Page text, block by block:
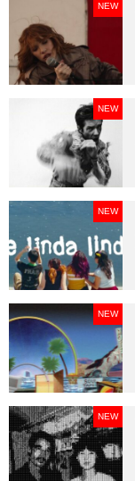
NEW
NEW
NEW
NEW
NEW